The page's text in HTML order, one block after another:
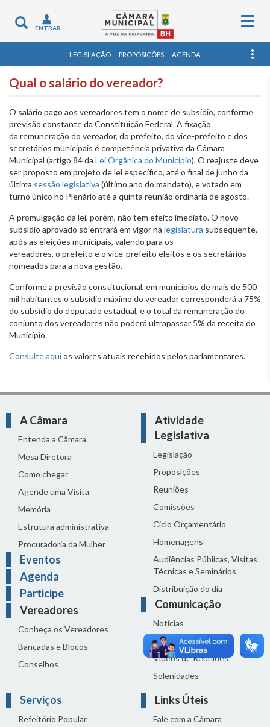
Toggle
navigation
ENTRAR
LEGISLAÇÃO PROPOSIÇÕES AGENDA
Qual o salário do vereador?
O salário pago aos vereadores tem o nome de subsídio, conforme
previsão constante da Constituição Federal. A fixação
da remuneração do vereador, do prefeito, do vice-prefeito e dos
secretários municipais é competência privativa da Câmara
Municipal (artigo 84 da Lei Orgânica do Município). O reajuste deve
ser proposto em projeto de lei específico, até o final de junho da
última sessão legislativa (último ano do mandato), e votado em
turno único no Plenário até a quinta reunião ordinária de agosto.
A promulgação da lei, porém, não tem efeito imediato. O novo
subsídio aprovado só entrará em vigor na legislatura subsequente,
após as eleições municipais, valendo para os
vereadores, o prefeito e o vice-prefeito eleitos e os secretários
nomeados para a nova gestão.
Conforme a previsão constitucional, em municípios de mais de 500
mil habitantes o subsídio máximo do vereador corresponderá a 75%
do subsídio do deputado estadual, e o total da remuneração do
conjunto dos vereadores não poderá ultrapassar 5% da receita do
Município.
Consulte aquios valores atuais recebidos pelos parlamentares.
A Câmara
Entenda a Câmara
Mesa Diretora
Como chegar
Agende uma Visita
Memória
Estrutura administrativa
Procuradoria da Mulher
Eventos
Agenda
Participe
Vereadores
Conheça os Vereadores
Bancadas e Blocos
Conselhos
Atividade
Legislativa
Legislação
Proposições
Reuniões
Comissões
Ciclo Orçamentário
Homenagens
Audiências Públicas, Visitas
Técnicas e Seminários
Distribuição do dia
Comunicação
Notícias
Sala de Imprensa
Vídeos de Reuniões
Solenidades
Serviços
Refeitório Popular
Links Úteis
Fale com a Câmara